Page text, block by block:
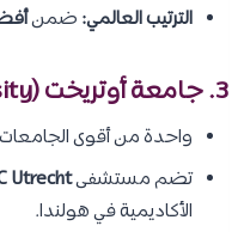
الترتيب العالمي: ضمنأفضل 120
3. جامعة أوتريخت (Utrecht University):
واحدة من أقوى
تضم مستشفىUtrecht
الأكاديمية في هولندا.